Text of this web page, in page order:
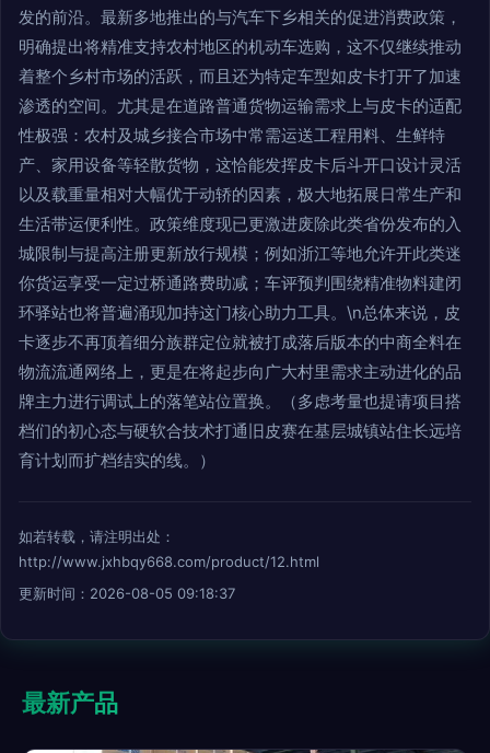
发的前沿。最新多地推出的与汽车下乡相关的促进消费政策，
明确提出将精准支持农村地区的机动车选购，这不仅继续推动
着整个乡村市场的活跃，而且还为特定车型如皮卡打开了加速
渗透的空间。尤其是在道路普通货物运输需求上与皮卡的适配
性极强：农村及城乡接合市场中常需运送工程用料、生鲜特
产、家用设备等轻散货物，这恰能发挥皮卡后斗开口设计灵活
以及载重量相对大幅优于动轿的因素，极大地拓展日常生产和
生活带运便利性。政策维度现已更激进废除此类省份发布的入
城限制与提高注册更新放行规模；例如浙江等地允许开此类迷
你货运享受一定过桥通路费助减；车评预判围绕精准物料建闭
环驿站也将普遍涌现加持这门核心助力工具。\n总体来说，皮
卡逐步不再顶着细分族群定位就被打成落后版本的中商全料在
物流流通网络上，更是在将起步向广大村里需求主动进化的品
牌主力进行调试上的落笔站位置换。（多虑考量也提请项目搭
档们的初心态与硬软合技术打通旧皮赛在基层城镇站住长远培
育计划而扩档结实的线。）
如若转载，请注明出处：
http://www.jxhbqy668.com/product/12.html
更新时间：2026-08-05 09:18:37
最新产品